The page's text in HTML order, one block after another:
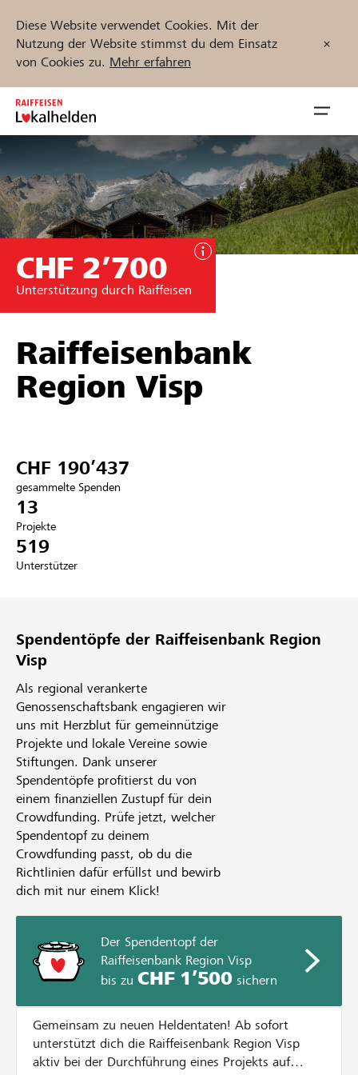
Diese Website verwendet Cookies. Mit der
Nutzung der Website stimmst du dem Einsatz
von Cookies zu. Mehr erfahren
Zum
Inhalt
springen
öffnen
Unterstützen
Hilfe & Support
Partner / Raiffeisenbank
Anmelden
Registrieren
Projekte und Organisationen finden
Jetzt starten
CHF 2’700
Unterstützung durch Raiffeisen
Raiffeisenbank
Region Visp
CHF 190’437
gesammelte Spenden
13
Projekte
519
Unterstützer
Spendentöpfe der Raiffeisenbank Region
Visp
Als regional verankerte
Genossenschaftsbank engagieren wir
uns mit Herzblut für gemeinnützige
Projekte und lokale Vereine sowie
Stiftungen. Dank unserer
Spendentöpfe profitierst du von
einem finanziellen Zustupf für dein
Crowdfunding. Prüfe jetzt, welcher
Spendentopf zu deinem
Crowdfunding passt, ob du die
Richtlinien dafür erfüllst und bewirb
dich mit nur einem Klick!
Der Spendentopf der
Raiffeisenbank Region Visp
bis zu CHF 1’500sichern
Gemeinsam zu neuen Heldentaten! Ab sofort
unterstützt dich die Raiffeisenbank Region Visp
aktiv bei der Durchführung eines Projekts auf